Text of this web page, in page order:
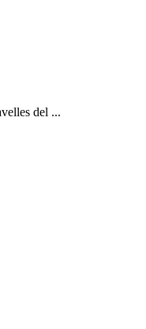
del ...